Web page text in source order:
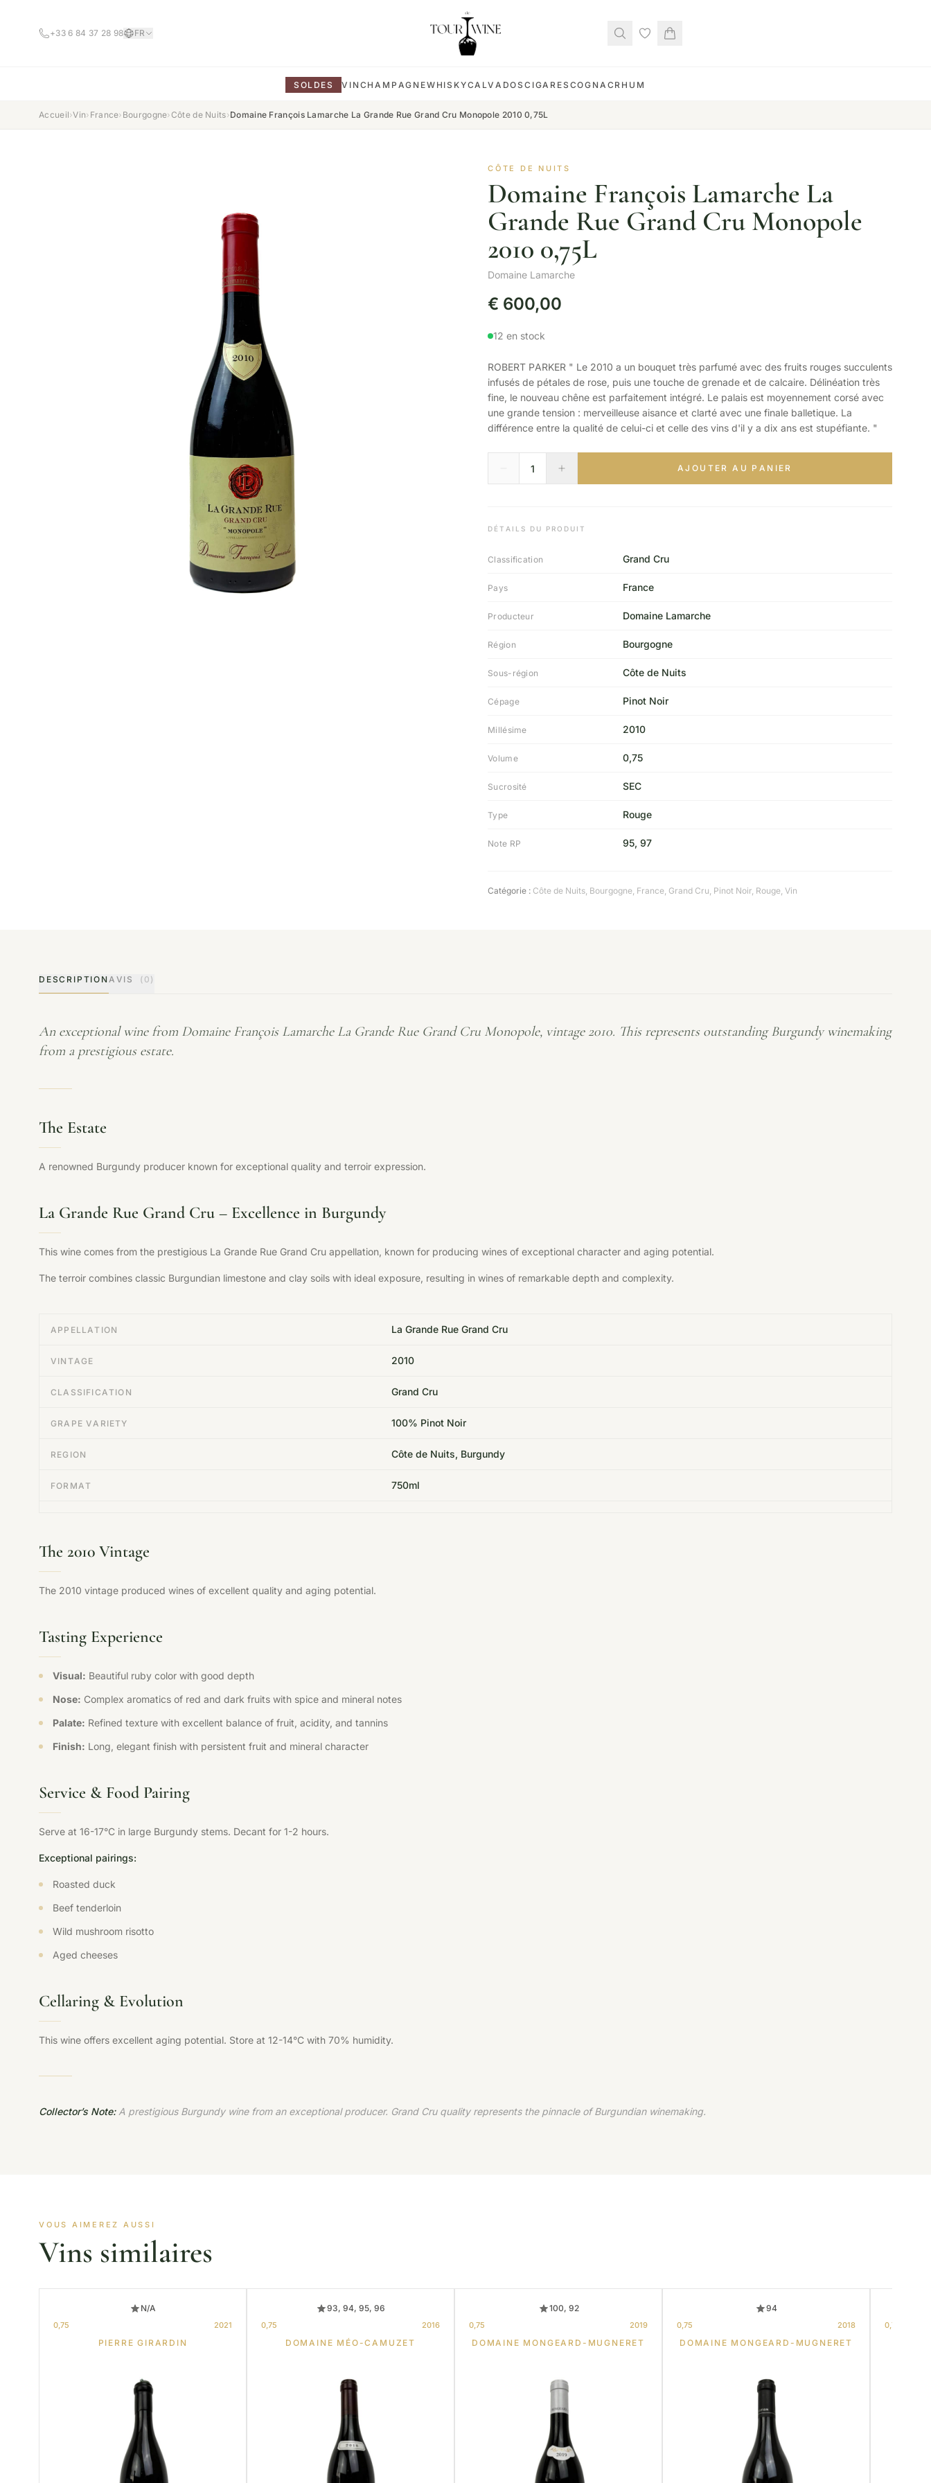
+33 6 84 37 28 98 FR
SOLDES VIN CHAMPAGNEWHISKYCALVADOS CIGARES COGNAC RHUM
Accueil›Vin› France› Bourgogne›Côte de Nuits›Domaine François Lamarche La Grande Rue Grand Cru Monopole 2010 0,75L
CÔTE DE NUITS
Domaine François Lamarche La
Grande Rue Grand Cru Monopole
2010 0,75L
Domaine Lamarche
€ 600,00
12 en stock
ROBERT PARKER " Le 2010 a un bouquet très parfumé avec des fruits rouges succulents
infusés de pétales de rose, puis une touche de grenade et de calcaire. Délinéation très
fine, le nouveau chêne est parfaitement intégré. Le palais est moyennement corsé avec
une grande tension : merveilleuse aisance et clarté avec une finale balletique. La
différence entre la qualité de celui-ci et celle des vins d'il y a dix ans est stupéfiante. "
AJOUTER AU PANIER
DÉTAILS DU PRODUIT
Classification Grand Cru
Pays France
Producteur Domaine Lamarche
Région Bourgogne
Sous-région Côte de Nuits
Cépage Pinot Noir
Millésime 2010
Volume 0,75
Sucrosité SEC
Type Rouge
Note RP 95, 97
Catégorie : Côte de Nuits, Bourgogne, France, Grand Cru, Pinot Noir, Rouge, Vin
DESCRIPTION AVIS (0)
An exceptional wine from Domaine François Lamarche La Grande Rue Grand Cru Monopole, vintage 2010. This represents outstanding Burgundy winemaking
from a prestigious estate.
The Estate
A renowned Burgundy producer known for exceptional quality and terroir expression.
La Grande Rue Grand Cru – Excellence in Burgundy
This wine comes from the prestigious La Grande Rue Grand Cru appellation, known for producing wines of exceptional character and aging potential.
The terroir combines classic Burgundian limestone and clay soils with ideal exposure, resulting in wines of remarkable depth and complexity.
APPELLATION La Grande Rue Grand Cru
VINTAGE 2010
CLASSIFICATION Grand Cru
GRAPE VARIETY 100% Pinot Noir
REGION Côte de Nuits, Burgundy
FORMAT 750ml
The 2010 Vintage
The 2010 vintage produced wines of excellent quality and aging potential.
Tasting Experience
Visual: Beautiful ruby color with good depth
Nose: Complex aromatics of red and dark fruits with spice and mineral notes
Palate: Refined texture with excellent balance of fruit, acidity, and tannins
Finish: Long, elegant finish with persistent fruit and mineral character
Service & Food Pairing
Serve at 16-17°C in large Burgundy stems. Decant for 1-2 hours.
Exceptional pairings:
Roasted duck
Beef tenderloin
Wild mushroom risotto
Aged cheeses
Cellaring & Evolution
This wine offers excellent aging potential. Store at 12-14°C with 70% humidity.
Collector’s Note:A prestigious Burgundy wine from an exceptional producer. Grand Cru quality represents the pinnacle of Burgundian winemaking.
VOUS AIMEREZ AUSSI
Vins similaires
N/A
0,75 2021
PIERRE GIRARDIN
93, 94, 95, 96
0,75 2016
DOMAINE MÉO-CAMUZET
100, 92
0,75 2019
DOMAINE MONGEARD-MUGNERET
94
0,75 2018
DOMAINE MONGEARD-MUGNERET
0,75